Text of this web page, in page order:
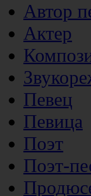
Автор
Актер
Певец
Певица
Поэт
Поэт-